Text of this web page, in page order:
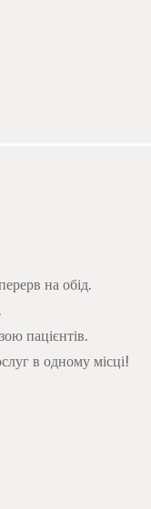
на обід.
пацієнтів.
в одному місці!